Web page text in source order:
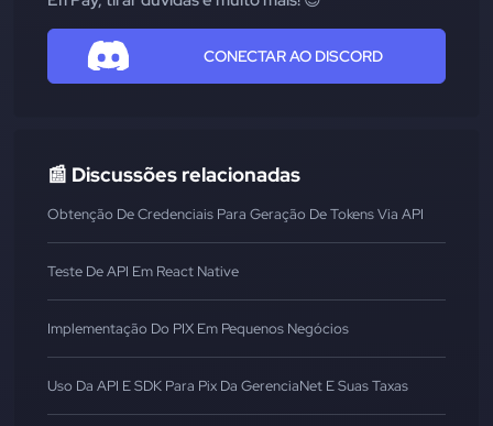
CONECTAR AO DISCORD
📰 Discussões relacionadas
Obtenção De Credenciais Para Geração De Tokens Via API
Teste De API Em React Native
Implementação Do PIX Em Pequenos Negócios
Uso Da API E SDK Para Pix Da GerenciaNet E Suas Taxas